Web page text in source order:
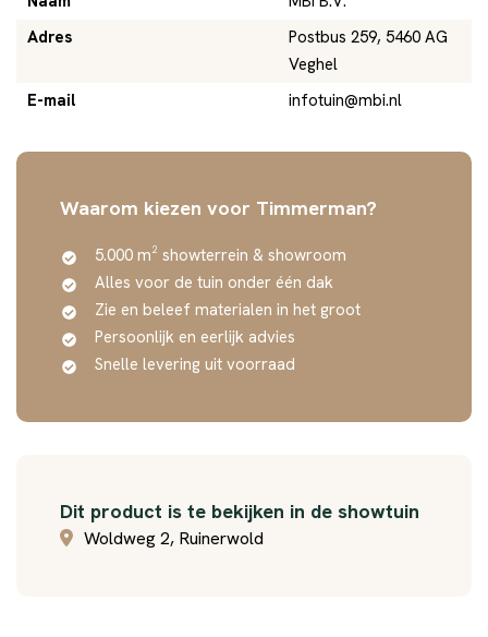
Adres
Postbus 259, 5460 AG
Veghel
E-mail
infotuin@mbi.nl
Waarom kiezen voor Timmerman?
5.000 m² showterrein & showroom
Alles voor de tuin onder één dak
Zie en beleef materialen in het groot
Persoonlijk en eerlijk advies
Snelle levering uit voorraad
Dit product is te bekijken in de showtuin
Woldweg 2, Ruinerwold